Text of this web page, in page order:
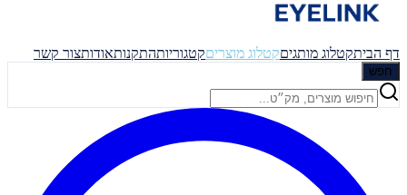
דף הביתקטלוג מותגיםקטלוג מוצריםקטגוריותהתקנותאודותצור קשר
חפש